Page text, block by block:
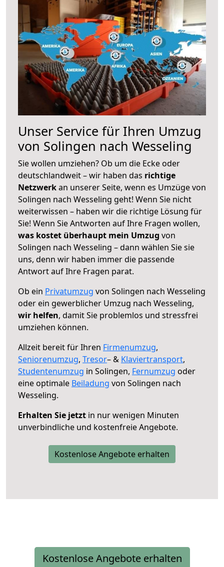
Unser Service für Ihren Umzug
von Solingen nach Wesseling
Sie wollen umziehen? Ob um die Ecke oder
deutschlandweit – wir haben das richtige
Netzwerkan unserer Seite, wenn es Umzüge von
Solingen nach Wesseling geht! Wenn Sie nicht
weiterwissen – haben wir die richtige Lösung für
Sie! Wenn Sie Antworten auf Ihre Fragen wollen,
was kostet überhaupt mein Umzug von
Solingen nach Wesseling – dann wählen Sie sie
uns, denn wir haben immer die passende
Antwort auf Ihre Fragen parat.
Ob ein Privatumzug von Solingen nach Wesseling
oder ein gewerblicher Umzug nach Wesseling,
wir helfen, damit Sie problemlos und stressfrei
umziehen können.
Allzeit bereit für Ihren Firmenumzug,
Seniorenumzug, Tresor– & Klaviertransport,
Studentenumzug in Solingen, Fernumzug oder
eine optimale Beiladung von Solingen nach
Wesseling.
Erhalten Sie jetzt in nur wenigen Minuten
unverbindliche und kostenfreie Angebote.
Kostenlose Angebote erhalten
Kostenlose Angebote erhalten